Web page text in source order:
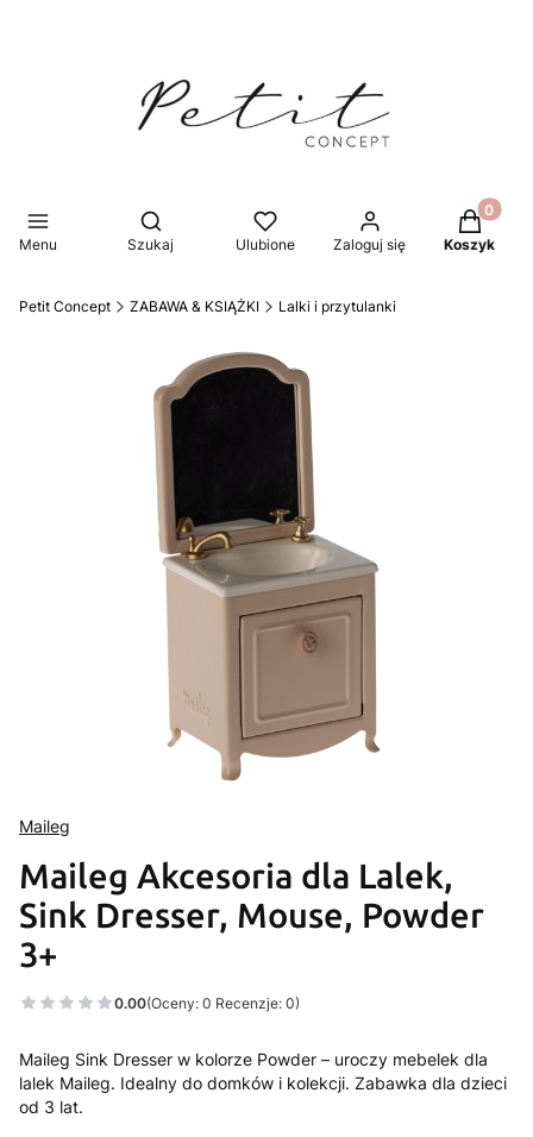
Menu
Otwórz wyszukiwarkę
Szukaj Ulubione Zaloguj się Koszyk
Petit Concept ZABAWA & KSIĄŻKI Lalki i przytulanki
Maileg
Maileg Akcesoria dla Lalek,
Sink Dresser, Mouse, Powder
3+
0.00(Oceny: 0 Recenzje: 0)
Maileg Sink Dresser w kolorze Powder – uroczy mebelek dla
lalek Maileg. Idealny do domków i kolekcji. Zabawka dla dzieci
od 3 lat.